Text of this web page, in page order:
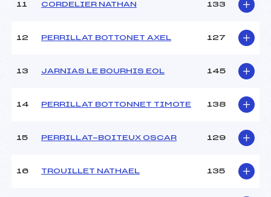
11 CORDELIER NATHAN 133
12 PERRILLAT BOTTONET AXEL 127
13 JARNIAS LE BOURHIS EOL 145
14 PERRILLAT BOTTONNET TIMOTE 138
15 PERRILLAT-BOITEUX OSCAR 129
16 TROUILLET NATHAEL 135